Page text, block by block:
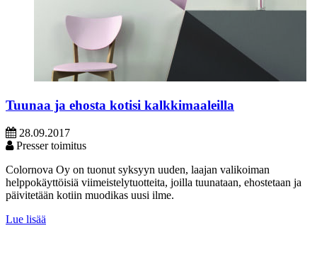
Tuunaa ja ehosta kotisi kalkkimaaleilla
28.09.2017
Presser toimitus
Colornova Oy on tuonut syksyyn uuden, laajan valikoiman
helppokäyttöisiä viimeistelytuotteita, joilla tuunataan, ehostetaan ja
päivitetään kotiin muodikas uusi ilme.
Lue lisää